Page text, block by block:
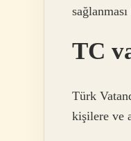
TC
Türk
kişilere ve